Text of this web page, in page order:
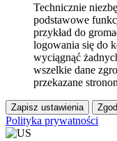
Technicznie
podstawowe
przykład do
logowania się do
wyciągnąć
wszelkie dane
przekazane
Zapisz ustawienia
Polityka prywatności